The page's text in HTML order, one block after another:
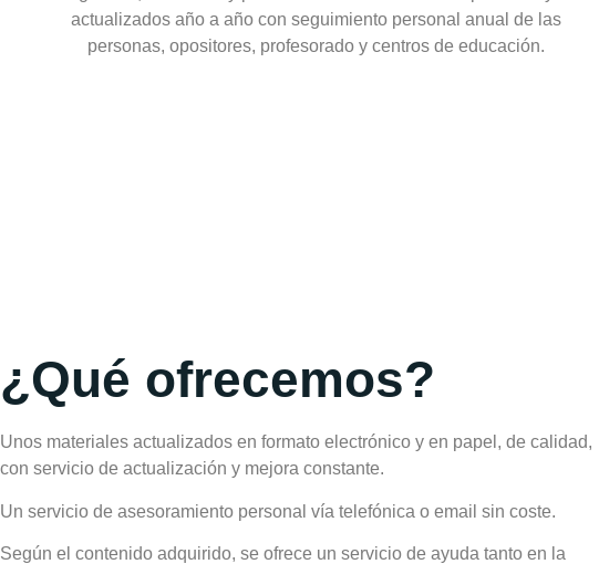
actualizados año a año con seguimiento personal anual de las
personas, opositores, profesorado y centros de educación.
¿Qué ofrecemos?
Unos materiales actualizados en formato electrónico y en papel, de calidad,
con servicio de actualización y mejora constante.
Un servicio de asesoramiento personal vía telefónica o email sin coste.
Según el contenido adquirido, se ofrece un servicio de ayuda tanto en la